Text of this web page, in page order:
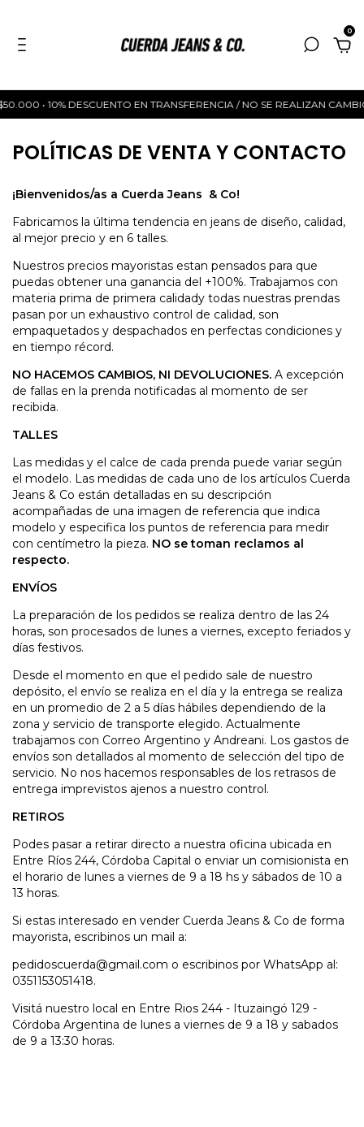
0
• 10% DESCUENTO EN TRANSFERENCIA / NO SE REALIZAN
POLÍTICAS DE VENTA Y CONTACTO
¡Bienvenidos/as a Cuerda Jeans & Co!
Fabricamos la última tendencia en jeans de diseño, calidad,
al mejor precio y en 6 talles.
Nuestros precios mayoristas estan pensados para que
puedas obtener una ganancia del +100%. Trabajamos con
materia prima de primera calidady todas nuestras prendas
pasan por un exhaustivo control de calidad, son
empaquetados y despachados en perfectas condiciones y
en tiempo récord.
NO HACEMOS CAMBIOS, NI DEVOLUCIONES. A excepción
de fallas en la prenda notificadas al momento de ser
recibida.
TALLES
Las medidas y el calce de cada prenda puede variar según
el modelo. Las medidas de cada uno de los artículos Cuerda
Jeans & Co están detalladas en su descripción
acompañadas de una imagen de referencia que indica
modelo y especifica los puntos de referencia para medir
con centímetro la pieza. NO se toman reclamos al
respecto.
ENVÍOS
La preparación de los pedidos se realiza dentro de las 24
horas, son procesados de lunes a viernes, excepto feriados y
días festivos.
Desde el momento en que el pedido sale de nuestro
depósito, el envío se realiza en el día y la entrega se realiza
en un promedio de 2 a 5 días hábiles dependiendo de la
zona y servicio de transporte elegido. Actualmente
trabajamos con Correo Argentino y Andreani. Los gastos de
envíos son detallados al momento de selección del tipo de
servicio. No nos hacemos responsables de los retrasos de
entrega imprevistos ajenos a nuestro control.
RETIROS
Podes pasar a retirar directo a nuestra oficina ubicada en
Entre Ríos 244, Córdoba Capital o enviar un comisionista en
el horario de lunes a viernes de 9 a 18 hs y sábados de 10 a
13 horas.
Si estas interesado en vender Cuerda Jeans & Co de forma
mayorista, escribinos un mail a:
pedidoscuerda@gmail.com o escribinos por WhatsApp al:
0351153051418.
Visitá nuestro local en Entre Rios 244 - Ituzaingó 129 -
Córdoba Argentina de lunes a viernes de 9 a 18 y sabados
de 9 a 13:30 horas.